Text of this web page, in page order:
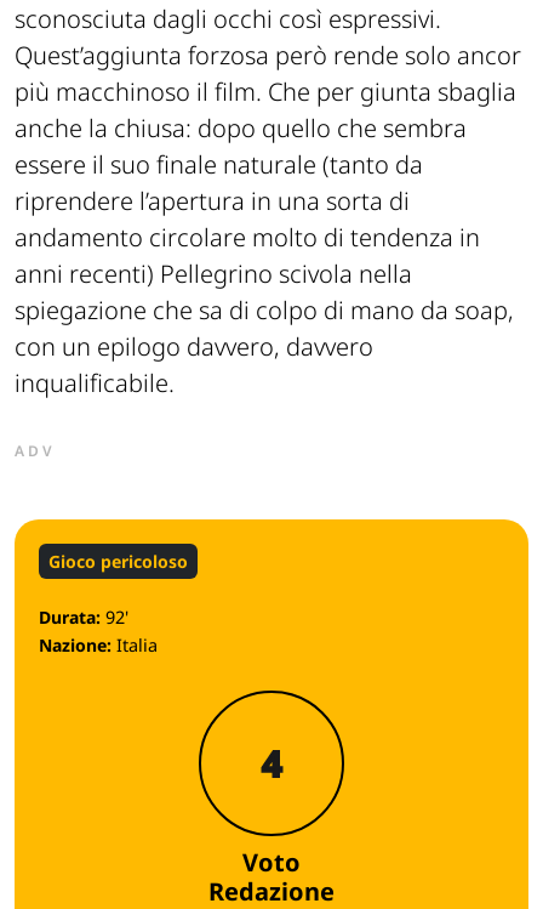
sconosciuta dagli occhi così espressivi.
Quest’aggiunta forzosa però rende solo ancor
più macchinoso il film. Che per giunta sbaglia
anche la chiusa: dopo quello che sembra
essere il suo finale naturale (tanto da
riprendere l’apertura in una sorta di
andamento circolare molto di tendenza in
anni recenti) Pellegrino scivola nella
spiegazione che sa di colpo di mano da soap,
con un epilogo davvero, davvero
inqualificabile.
ADV
Gioco pericoloso
Durata: 92'
Nazione: Italia
4
Voto
Redazione